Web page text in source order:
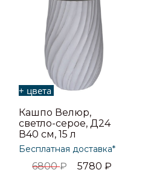
+ цвета
Кашпо Велюр,
светло-серое, Д24
В40 см, 15 л
Бесплатная доставка*
6800₽ 5780₽